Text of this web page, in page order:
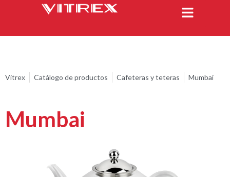
Vitrex Catálogo de productos Cafeteras y teteras Mumbai
Mumbai